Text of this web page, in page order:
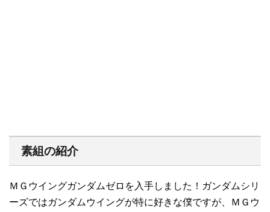
素組の紹介
ＭＧウイングガンダムゼロを入手しました！ガンダムシリ
ーズではガンダムウイングが特に好きな僕ですが、ＭＧウ